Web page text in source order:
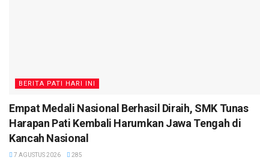
BERITA PATI HARI INI
Empat Medali Nasional Berhasil Diraih, SMK Tunas
Harapan Pati Kembali Harumkan Jawa Tengah di
Kancah Nasional
7 AGUSTUS 2026 285